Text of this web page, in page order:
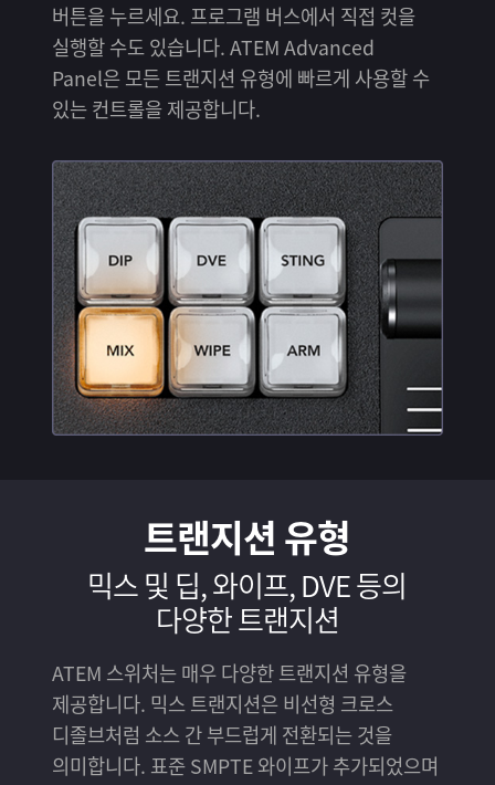
버튼을 누르세요. 프로그램 버스에서 직접 컷을
실행할 수도 있습니다. ATEM Advanced
Panel은 모든 트랜지션 유형에 빠르게 사용할 수
있는 컨트롤을 제공합니다.
트랜지션 유형
믹스 및 딥, 와이프,DVE 등의
다양한 트랜지션
ATEM 스위처는 매우 다양한 트랜지션 유형을
제공합니다. 믹스 트랜지션은 비선형 크로스
디졸브처럼 소스 간 부드럽게 전환되는 것을
의미합니다. 표준 SMPTE 와이프가 추가되었으며